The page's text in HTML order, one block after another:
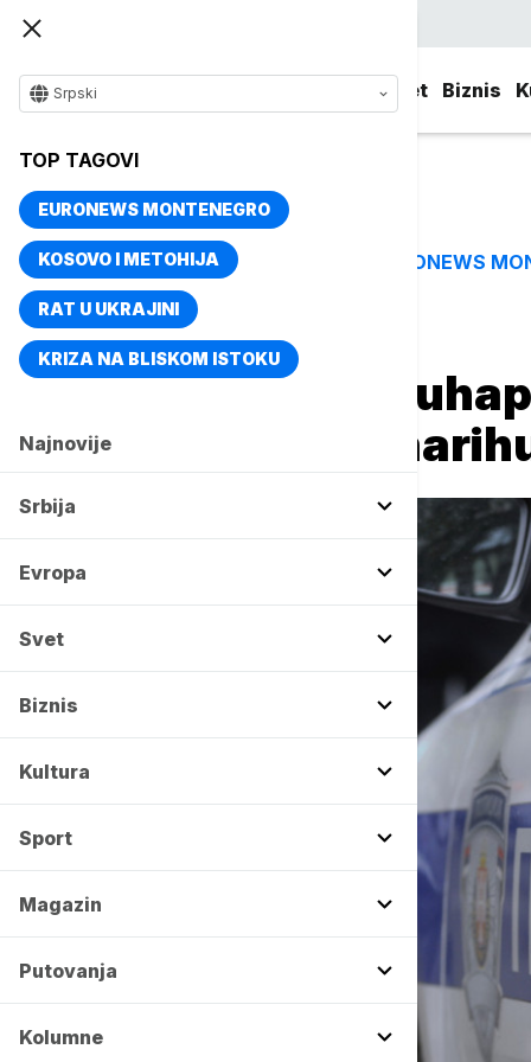
Svet Biznis
Srpski
TOP TAGOVI
EURONEWS MONTENEGRO
KOSOVO I METOHIJA
RAT U UKRAJINI
KRIZA NA BLISKOM ISTOKU
Najnovije
Srbija
Evropa
Svet
Biznis
Kultura
Sport
Magazin
Putovanja
Kolumne
TOP TAGOVI EURONEWS
Naslovna Srbija
MUP: Tri osobe
36 kilograma